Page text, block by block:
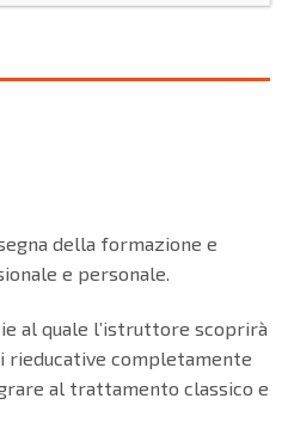
della formazione e
e personale.
al quale l’istruttore scoprirà
rieducative completamente
al trattamento classico e